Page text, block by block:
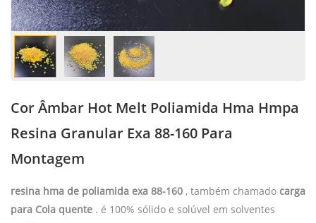
Cor Âmbar Hot Melt Poliamida Hma Hmpa
Resina Granular Exa 88-160 Para
Montagem
resina hma de poliamida exa 88-160 , também chamado carga
para Cola quente . é 100% sólido e solúvel em solventes